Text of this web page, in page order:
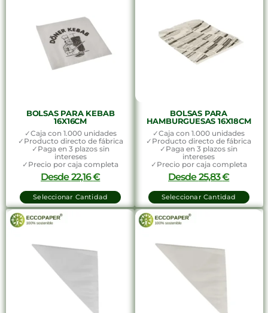
BOLSAS PARA KEBAB
16X16CM
✓Caja con 1.000 unidades
✓Producto directo de fábrica
✓Paga en 3 plazos sin
intereses
✓Precio por caja completa
Desde22,16€
Seleccionar Cantidad
BOLSAS PARA
HAMBURGUESAS 16X18CM
✓Caja con 1.000 unidades
✓Producto directo de fábrica
✓Paga en 3 plazos sin
intereses
✓Precio por caja completa
Desde25,83€
Seleccionar Cantidad